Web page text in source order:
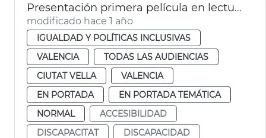
Presentación primera película en lectura fácil en España
modificado hace 1 año
IGUALDAD Y POLÍTICAS INCLUSIVAS
VALENCIA
TODAS LAS AUDIENCIAS
CIUTAT VELLA
VALENCIA
EN PORTADA
EN PORTADA TEMÁTICA
NORMAL
ACCESIBILIDAD
DISCAPACITAT
DISCAPACIDAD